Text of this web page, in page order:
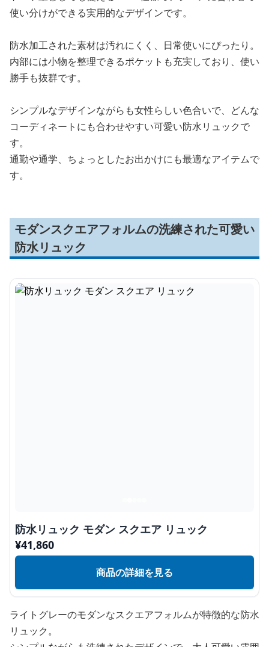
使い分けができる実用的なデザインです。
防水加工された素材は汚れにくく、日常使いにぴったり。
内部には小物を整理できるポケットも充実しており、使い
勝手も抜群です。
シンプルなデザインながらも女性らしい色合いで、どんな
コーディネートにも合わせやすい可愛い防水リュックで
す。
通勤や通学、ちょっとしたお出かけにも最適なアイテムで
す。
モダンスクエアフォルムの洗練された可愛い
防水リュック
防水リュック モダン スクエア リュック
¥41,860
商品の詳細を見る
ライトグレーのモダンなスクエアフォルムが特徴的な防水
リュック。